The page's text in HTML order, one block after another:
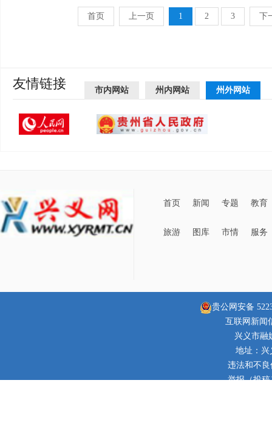
首页 上一页 1 2 3 下
友情链接 市内网站 州内网站 州外网站
首页 新闻 专题 教育
旅游 图库 市情 服务
贵公网安备
互联网新闻
兴义市融
地址：兴
违法和不良
举报（投稿